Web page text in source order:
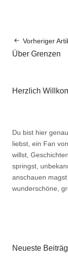
Vorheriger
Über Grenzen
Herzlich
Du bist hier
liebst, ein Fan
willst,
springst,
anschauen
wunderschöne,
Neueste